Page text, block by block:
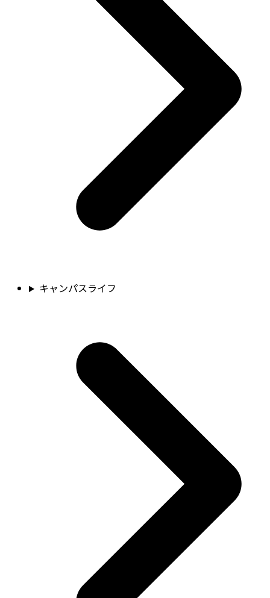
キャンパスライフ